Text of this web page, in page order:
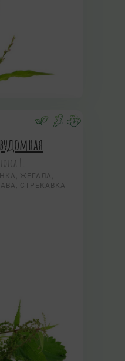
L.
ЖЕГАЛА,
СТРЕКАВКА